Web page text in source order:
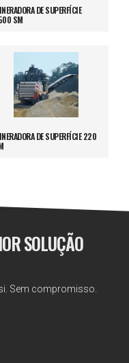
DE SUPERFÍCIE
SM
DE SUPERFÍCIE 220
SOLUÇÃO
Sem compromisso.